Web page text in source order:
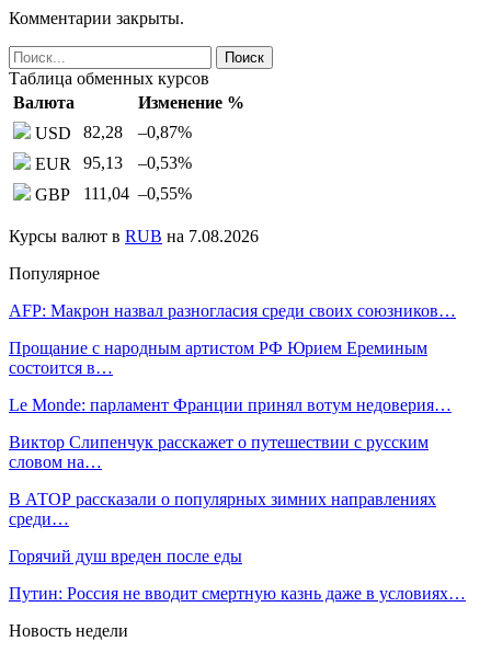
Комментарии закрыты.
Таблица обменных курсов
Валюта
Изменение %
USD
82,28 –0,87%
EUR
95,13 –0,53%
GBP
111,04 –0,55%
Курсы валют в RUB на 7.08.2026
Популярное
AFP: Макрон назвал разногласия среди своих союзников…
Прощание с народным артистом РФ Юрием Ереминым
состоится в…
Le Monde: парламент Франции принял вотум недоверия…
Виктор Слипенчук расскажет о путешествии с русским
словом на…
В АТОР рассказали о популярных зимних направлениях
среди…
Горячий душ вреден после еды
Путин: Россия не вводит смертную казнь даже в условиях…
Новость недели